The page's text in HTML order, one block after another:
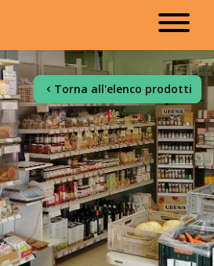
Torna all'elenco prodotti